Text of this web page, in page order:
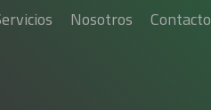
Nosotros Contacto